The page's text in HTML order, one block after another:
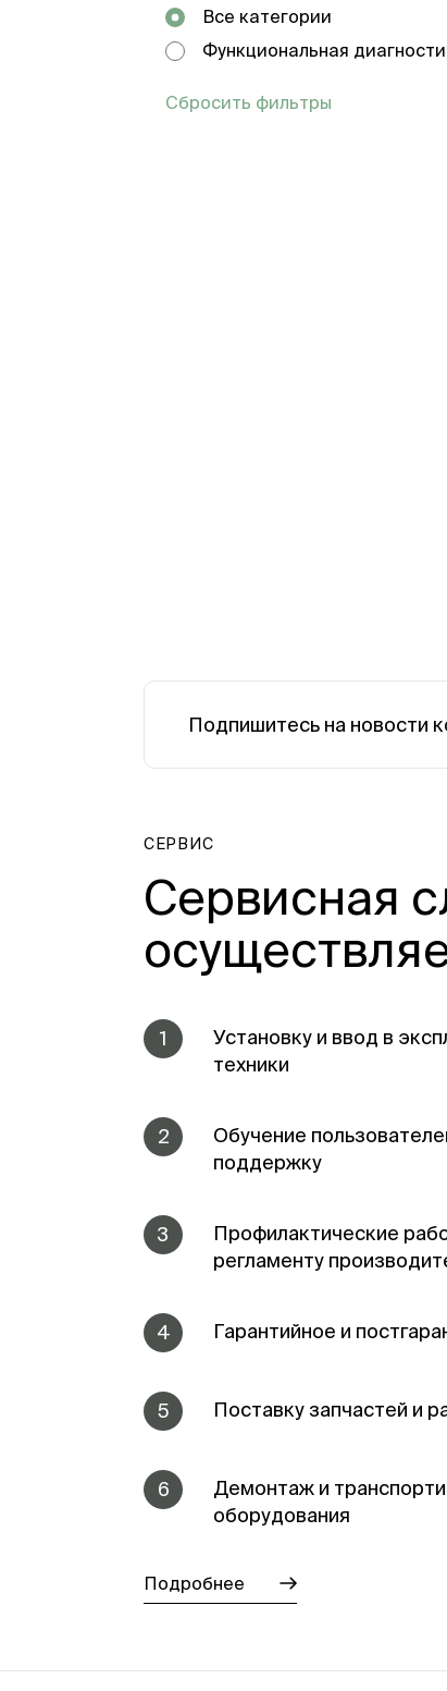
Все категории
Функциональная
Сбросить фильтры
Подпишитесь на новости
СЕРВИС
Сервисная
1
Установку и ввод в
техники
2
Обучение
поддержку
3
Профилактические
регламенту
4 Гарантийное и
5 Поставку запчастей и
6
Демонтаж и
оборудования
Подробнее